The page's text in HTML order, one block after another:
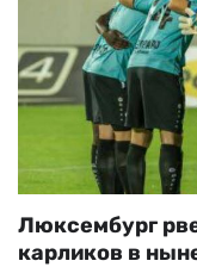
Люксембург
карликов в